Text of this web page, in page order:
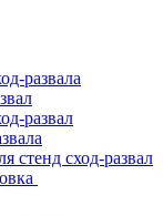
развала
развал
стенд сход-развал